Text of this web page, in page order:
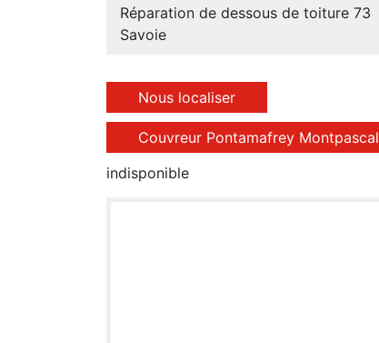
Réparation de dessous de toiture 73
Savoie
Nous localiser
Couvreur Pontamafrey Montpascal
indisponible